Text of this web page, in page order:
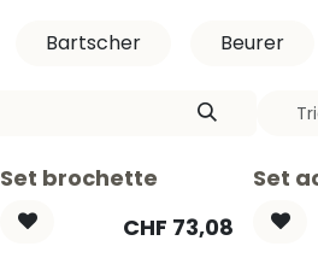
Bartscher Beurer
Set brochette
CHF 73,08
Set